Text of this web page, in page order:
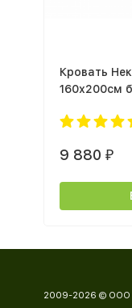
Кровать
160х200см
9 880 ₽
2009-2026 © ООО